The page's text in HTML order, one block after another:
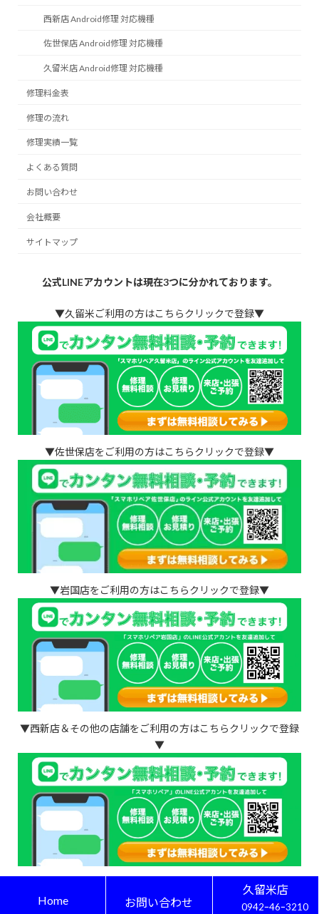
西新店 Android修理 対応機種
佐世保店 Android修理 対応機種
久留米店 Android修理 対応機種
修理料金表
修理の流れ
修理実績一覧
よくある質問
お問い合わせ
会社概要
サイトマップ
公式LINEアカウントは現在3つに分かれております。
▼久留米ご利用の方はこちらクリックで登録▼
▼佐世保店をご利用の方はこちらクリックで登録▼
▼岩国店をご利用の方はこちらクリックで登録▼
▼西新店＆その他の店舗をご利用の方はこちらクリックで登録
▼
Copyright © iPhone・スマホ・ゲーム修理はスマホリペア All Rights Reserved.
Home お問い合わせ
久留米店
0942ｰ46ｰ3210